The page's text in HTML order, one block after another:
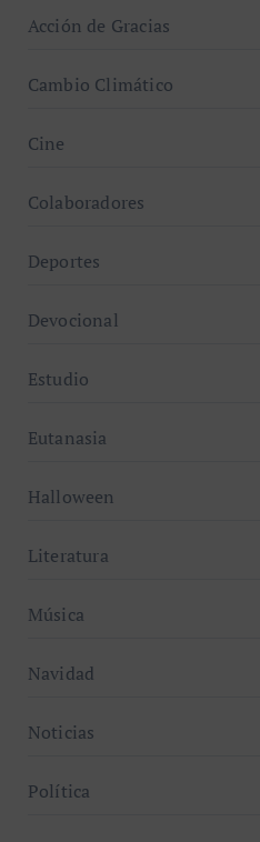
Acción de Gracias
Cambio Climático
Cine
Colaboradores
Deportes
Devocional
Estudio
Eutanasia
Halloween
Literatura
Música
Navidad
Noticias
Política